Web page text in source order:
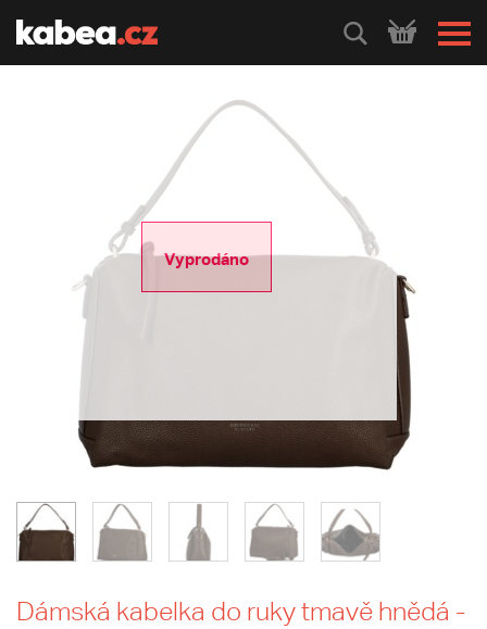
HLEDEJ
Vyprodáno
Dámská kabelka do ruky tmavě hnědá -